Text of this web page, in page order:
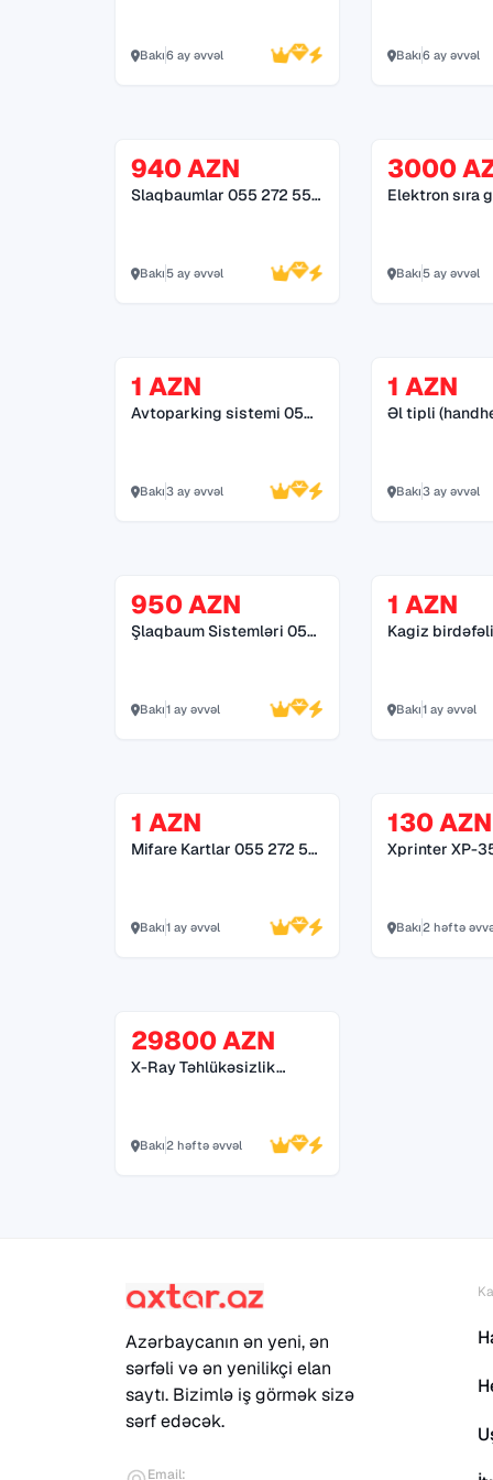
Bakı6 ay əvvəl Bakı6 ay əvvəl
940 AZN
Slaqbaumlar 055 272 55
Bakı5 ay əvvəl
3000
Elektron sıra
Bakı5 ay əvvəl
1 AZN
Avtoparking sistemi 055
Bakı3 ay əvvəl
1 AZN
Əl tipli
Bakı3 ay əvvəl
950 AZN
Şlaqbaum Sistemləri 055
Bakı1 ay əvvəl
1 AZN
Kagiz
Bakı1 ay əvvəl
1 AZN
Mifare Kartlar 055 272 55
Bakı1 ay əvvəl
130 AZN
Xprinter XP-350B
Bakı2 həftə
29800 AZN
X-Ray Təhlükəsizlik
Bakı2 həftə əvvəl
Azərbaycanın ən yeni, ən
sərfəli və ən yenilikçi elan
saytı. Bizimlə iş görmək sizə
sərf edəcək.
Email: